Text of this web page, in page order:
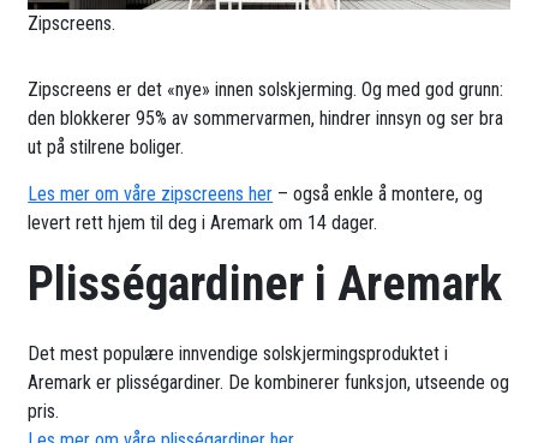
Zipscreens.
Zipscreens er det «nye» innen solskjerming. Og med god grunn:
den blokkerer 95% av sommervarmen, hindrer innsyn og ser bra
ut på stilrene boliger.
Les mer om våre zipscreens her – også enkle å montere, og
levert rett hjem til deg i Aremark om 14 dager.
Plisségardiner i Aremark
Det mest populære innvendige solskjermingsproduktet i
Aremark er plisségardiner. De kombinerer funksjon, utseende og
pris.